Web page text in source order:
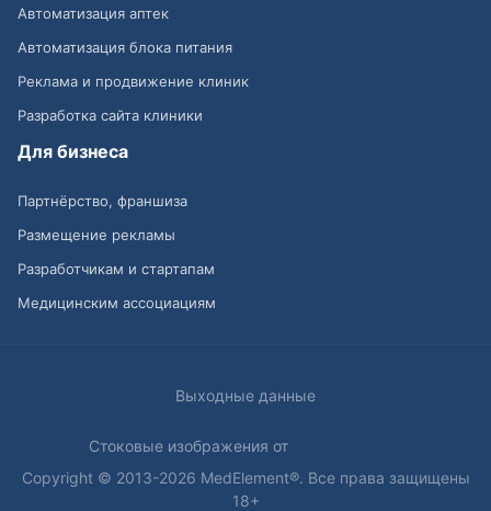
Автоматизация аптек
Автоматизация блока питания
Реклама и продвижение клиник
Разработка сайта клиники
Для бизнеса
Партнёрство, франшиза
Размещение рекламы
Разработчикам и стартапам
Медицинским ассоциациям
Выходные данные
Стоковые изображения от
Copyright © 2013-2026 MedElement®. Все права защищены
18+